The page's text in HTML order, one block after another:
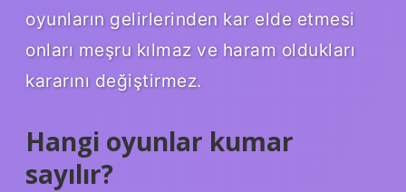
oyunların gelirlerinden kar elde etmesi
onları meşru kılmaz ve haram oldukları
kararını değiştirmez.
Hangi oyunlar kumar
sayılır?